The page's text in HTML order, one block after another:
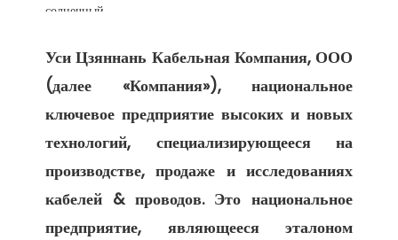
Уси Цзяннань Кабельная Компания, ООО
(далее «Компания»), национальное
ключевое предприятие высоких и новых
технологий, специализирующееся на
производстве, продаже и исследованиях
кабелей & проводов. Это национальное
предприятие, являющееся эталоном